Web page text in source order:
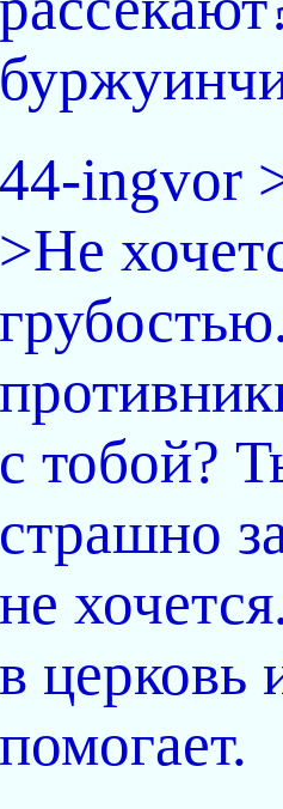
44-ingvor
>Не
с тобой?
страшно
не
в церковь
помогает.